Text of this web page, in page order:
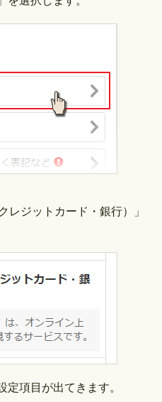
レジットカード・銀行）」
項目が出てきます。